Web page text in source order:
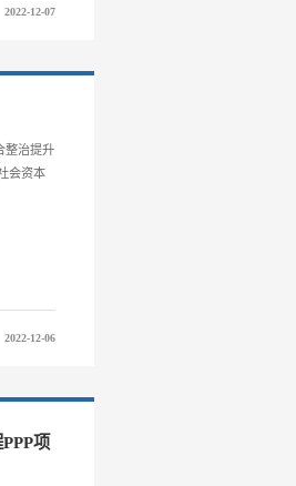
2022-12-07
整治提升
会资本
2022-12-06
项